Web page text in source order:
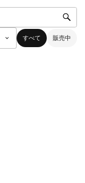
すべて 販売中